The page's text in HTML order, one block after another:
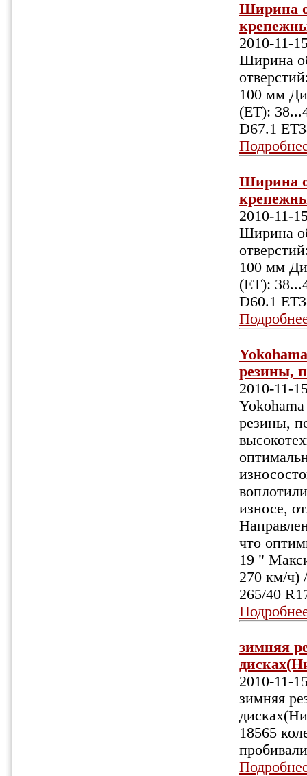
Ширина
2010-11-
Ширина
100 мм
(ET):
D67.1
Ширина
2010-11-
Ширина
100 мм
(ET):
D60.1
резины,
2010-11-
резины,
износе,
что
19 "
270 км/ч)
265/40
зимняя
2010-11-
зимняя
18565